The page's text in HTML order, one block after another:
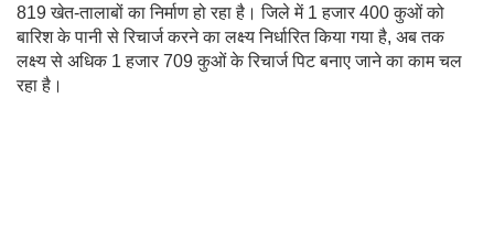
819 खेत-तालाबों का निर्माण हो रहा है। जिले में 1 हजार 400 कुओं को
बारिश के पानी से रिचार्ज करने का लक्ष्य निर्धारित किया गया है, अब तक
लक्ष्य से अधिक 1 हजार 709 कुओं के रिचार्ज पिट बनाए जाने का काम चल
रहा है।